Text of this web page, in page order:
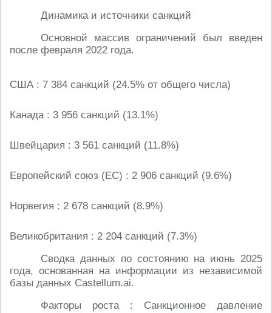
Динамика и источники санкций
Основной массив ограничений был введен
после февраля 2022 года.
США : 7 384 санкций (24.5% от общего числа)
Канада : 3 956 санкций (13.1%)
Швейцария : 3 561 санкций (11.8%)
Европейский союз (ЕС) : 2 906 санкций (9.6%)
Норвегия : 2 678 санкций (8.9%)
Великобритания : 2 204 санкций (7.3%)
Сводка данных по состоянию на июнь 2025
года, основанная на информации из независимой
базы данных Castellum.ai.
Факторы роста : Санкционное давление